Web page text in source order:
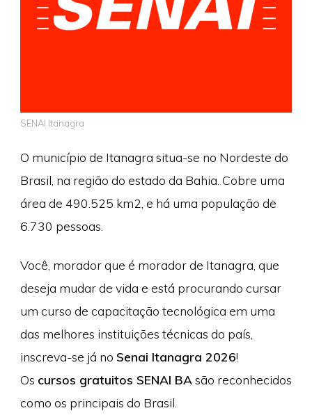
SENAI Itanagra
O município de Itanagra situa-se no Nordeste do
Brasil, na região do estado da Bahia. Cobre uma
área de 490.525 km2, e há uma população de
6.730 pessoas.
Você, morador que é morador de Itanagra, que
deseja mudar de vida e está procurando cursar
um curso de capacitação tecnológica em uma
das melhores instituições técnicas do país,
inscreva-se já no Senai Itanagra 2026!
Os cursos gratuitos SENAI BAsão reconhecidos
como os principais do Brasil.